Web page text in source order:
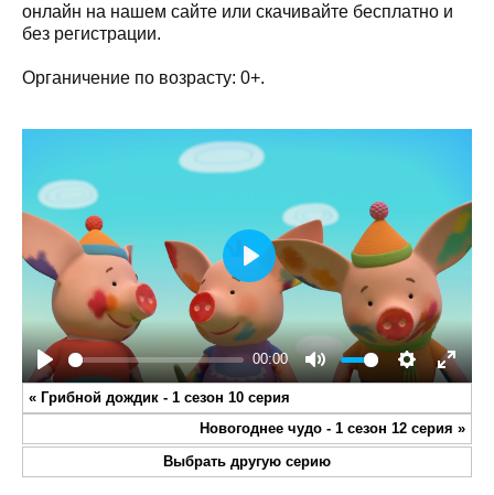
онлайн на нашем сайте или скачивайте бесплатно и
без регистрации.
Органичение по возрасту: 0+.
Play
00:00
Mute Settings
Enter
Play
« Грибной дождик - 1 сезон 10 серия
Новогоднее чудо - 1 сезон 12 серия »
Выбрать другую серию